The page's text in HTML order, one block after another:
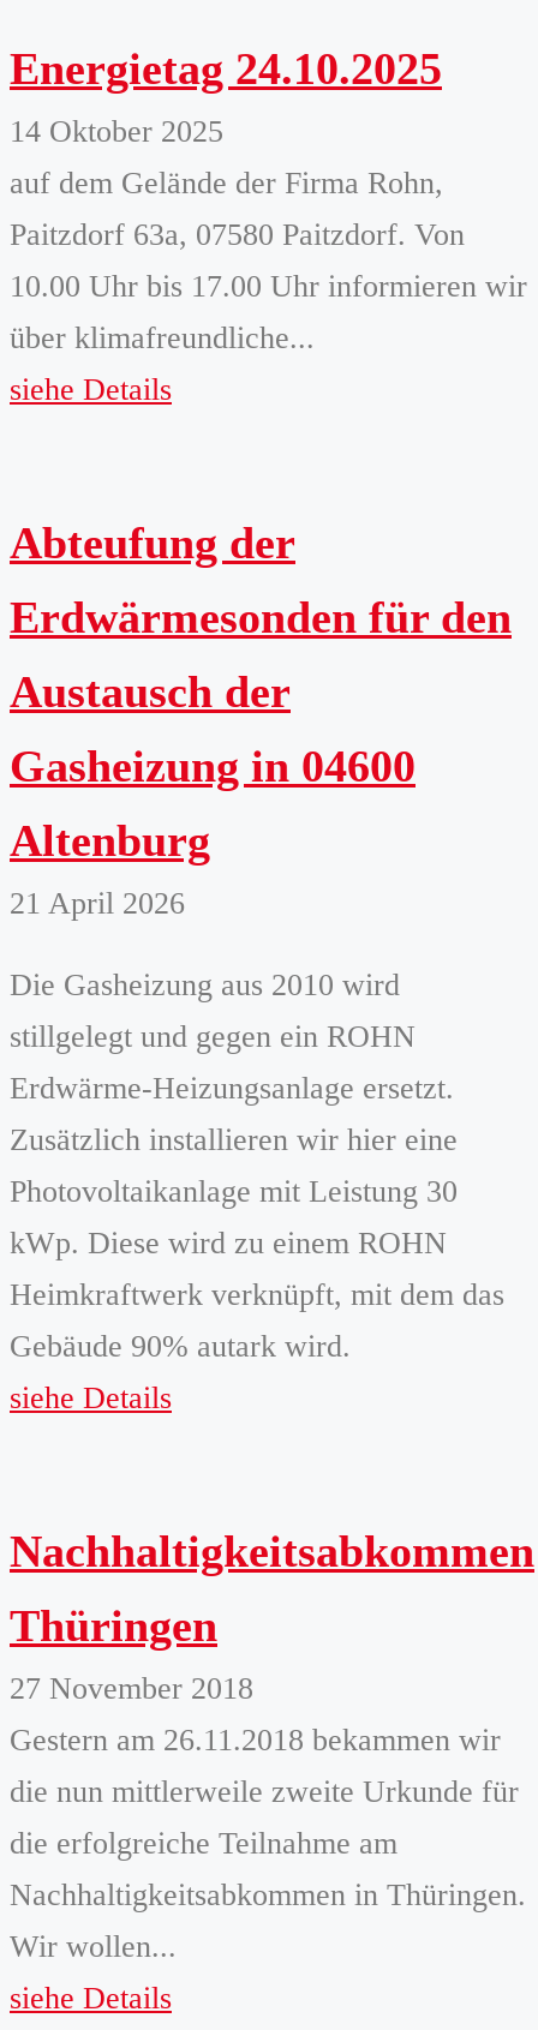
Energietag 24.10.2025
14 Oktober 2025
auf dem Gelände der Firma Rohn,
Paitzdorf 63a, 07580 Paitzdorf. Von
10.00 Uhr bis 17.00 Uhr informieren wir
über klimafreundliche...
siehe Details
Abteufung der
Erdwärmesonden für den
Austausch der
Gasheizung in 04600
Altenburg
21 April 2026
Die Gasheizung aus 2010 wird
stillgelegt und gegen ein ROHN
Erdwärme-Heizungsanlage ersetzt.
Zusätzlich installieren wir hier eine
Photovoltaikanlage mit Leistung 30
kWp. Diese wird zu einem ROHN
Heimkraftwerk verknüpft, mit dem das
Gebäude 90% autark wird.
siehe Details
Nachhaltigkeitsabkommen
Thüringen
27 November 2018
Gestern am 26.11.2018 bekammen wir
die nun mittlerweile zweite Urkunde für
die erfolgreiche Teilnahme am
Nachhaltigkeitsabkommen in Thüringen.
Wir wollen...
siehe Details